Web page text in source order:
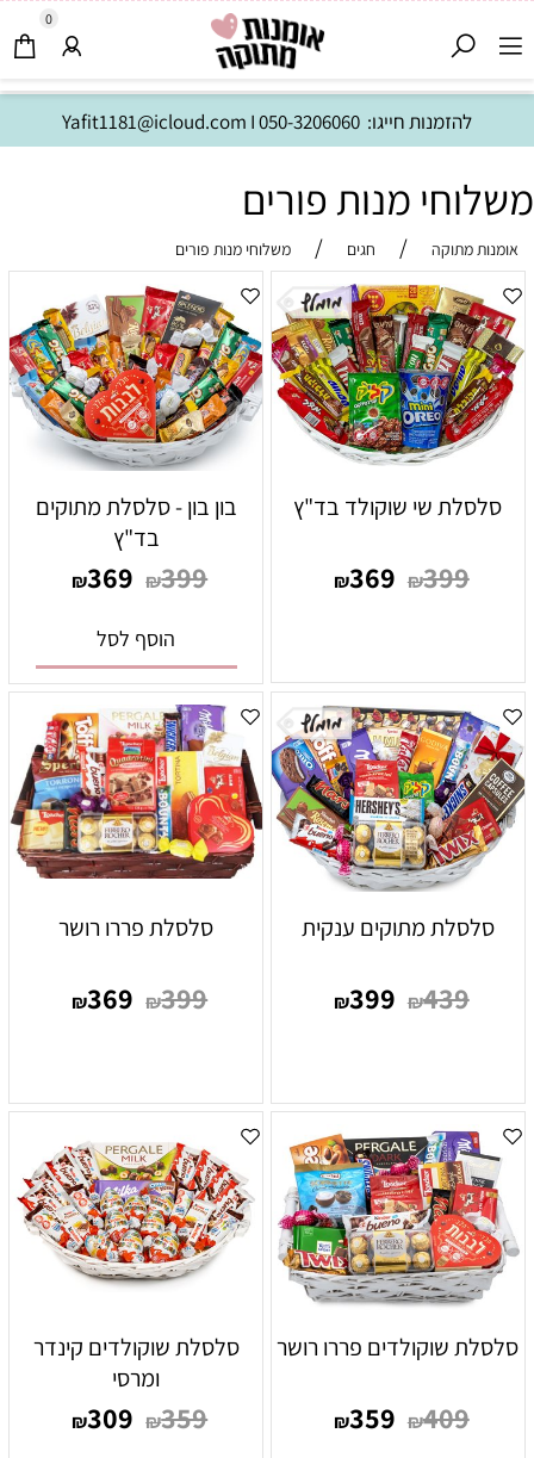
להזמנות חייגו: Yafit1181@icloud.com I050-3206060
0
משלוחי מנות פורים
אומנות מתוקה / חגים / משלוחי מנות פורים
סלסלת שי שוקולד בד"ץ
₪399
₪369
בון בון - סלסלת מתוקים
בד"ץ
₪399
₪369
הוסף לסל
סלסלת מתוקים ענקית
₪439
₪399
סלסלת פררו רושר
₪399
₪369
סלסלת שוקולדים פררו רושר
₪409
₪359
סלסלת שוקולדים קינדר
ומרסי
₪359
₪309